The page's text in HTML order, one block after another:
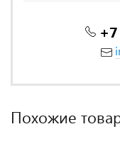
Похожие